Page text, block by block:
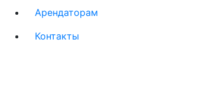
Арендаторам
Контакты